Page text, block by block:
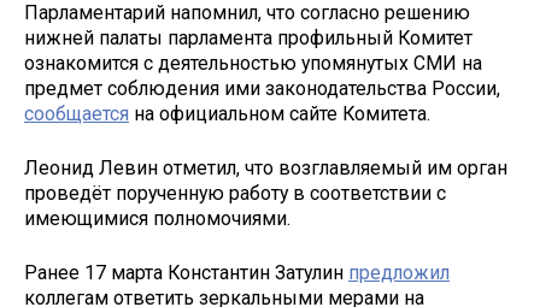
Парламентарий напомнил, что согласно решению
нижней палаты парламента профильный Комитет
ознакомится с деятельностью упомянутых СМИ на
предмет соблюдения ими законодательства России,
сообщается на официальном сайте Комитета.
Леонид Левин отметил, что возглавляемый им орган
проведёт порученную работу в соответствии с
имеющимися полномочиями.
Ранее 17 марта Константин Затулин предложил
коллегам ответить зеркальными мерами на